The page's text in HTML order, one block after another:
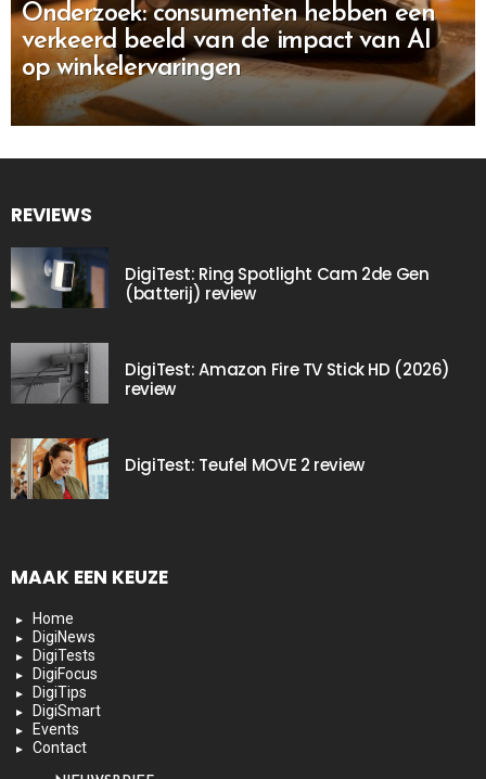
Onderzoek: consumenten hebben een
verkeerd beeld van de impact van AI
op winkelervaringen
REVIEWS
DigiTest: Ring Spotlight Cam 2de Gen
(batterij) review
DigiTest: Amazon Fire TV Stick HD (2026)
review
DigiTest: Teufel MOVE 2 review
MAAK EEN KEUZE
Home
DigiNews
DigiTests
DigiFocus
DigiTips
DigiSmart
Events
Contact